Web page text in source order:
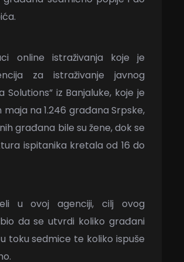
online istraživanja koje je
za istraživanje javnog
Solutions” iz Banjaluke, koje je
na 1.246 građana Srpske,
građana bile su žene, dok se
ispitanika kretala od 16 do
u ovoj agenciji, cilj ovog
da se utvrdi koliko građani
toku sedmice te koliko ispuše